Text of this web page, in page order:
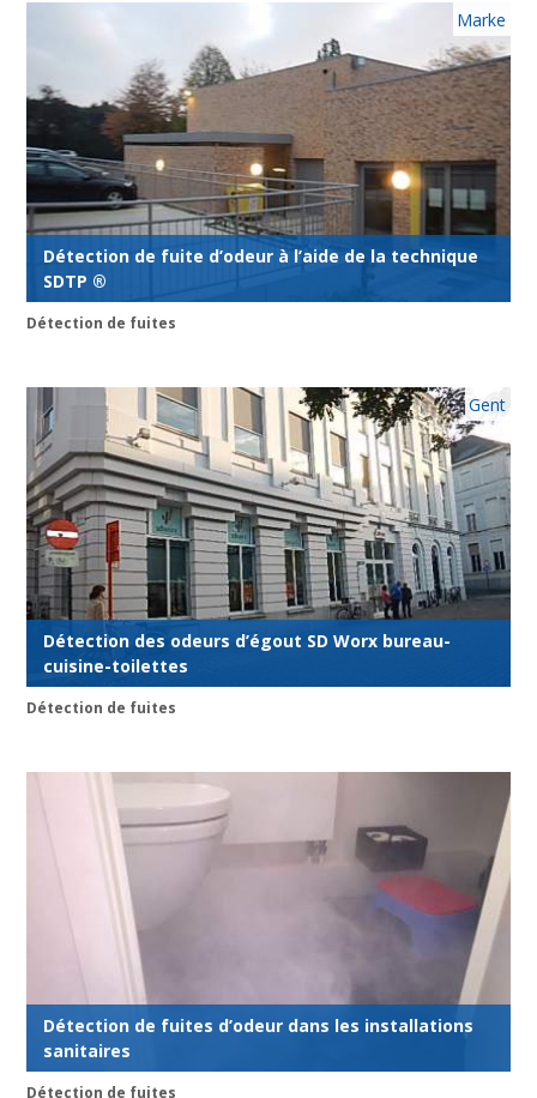
Détection de fuite d’odeur à l’aide de la technique
SDTP ®
Marke
Détection de fuites
Détection des odeurs d’égout SD Worx bureau-
cuisine-toilettes
Gent
Détection de fuites
Détection de fuites d’odeur dans les installations
sanitaires
Détection de fuites